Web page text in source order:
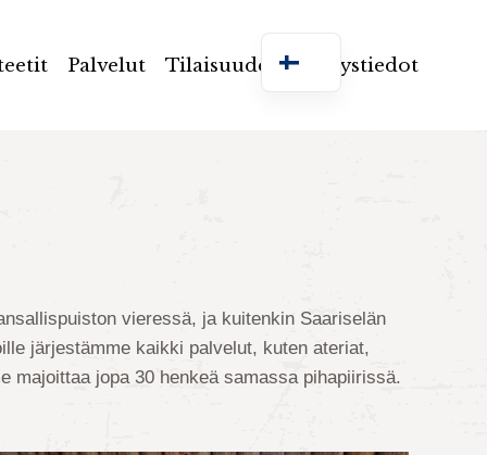
Palvelut Tilaisuudet Yhteystiedot
vieressä, ja kuitenkin Saariselän
järjestämme kaikki palvelut, kuten ateriat,
majoittaa jopa 30 henkeä samassa pihapiirissä.
Palvelut Tilaisuudet Yhteystiedot